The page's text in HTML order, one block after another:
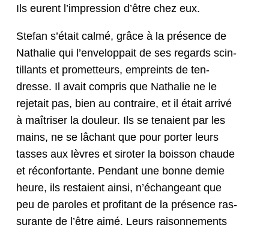
Ils eurent l’im­pres­sion d’être chez eux.
Ste­fan s’é­tait calmé, grâce à la présence de
Nathalie qui l’en­velop­pait de ses regards scin­
til­lants et promet­teurs, empreints de ten­
dresse. Il avait com­pris que Nathalie ne le
reje­tait pas, bien au con­traire, et il était arrivé
à maîtris­er la douleur. Ils se tenaient par les
mains, ne se lâchant que pour porter leurs
tass­es aux lèvres et sirot­er la bois­son chaude
et récon­for­t­ante. Pen­dant une bonne demie
heure, ils restaient ain­si, n’échangeant que
peu de paroles et prof­i­tant de la présence ras­
sur­ante de l’être aimé. Leurs raison­nements